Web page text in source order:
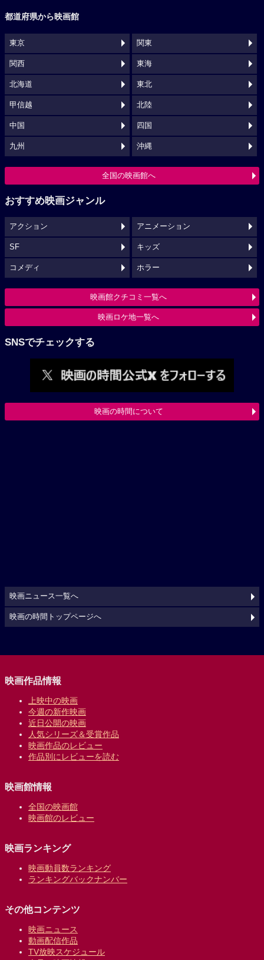
都道府県から映画館
東京 関東
関西 東海
北海道 東北
甲信越 北陸
中国 四国
九州 沖縄
全国の映画館へ
おすすめ映画ジャンル
アクション アニメーション
SF キッズ
コメディ ホラー
映画館クチコミ一覧へ
映画ロケ地一覧へ
SNSでチェックする
映画の時間について
映画ニュース一覧へ
映画の時間トップページへ
映画作品情報
上映中の映画
今週の新作映画
近日公開の映画
人気シリーズ＆受賞作品
映画作品のレビュー
作品別にレビューを読む
映画館情報
全国の映画館
映画館のレビュー
映画ランキング
映画動員数ランキング
ランキングバックナンバー
その他コンテンツ
映画ニュース
動画配信作品
TV放映スケジュール